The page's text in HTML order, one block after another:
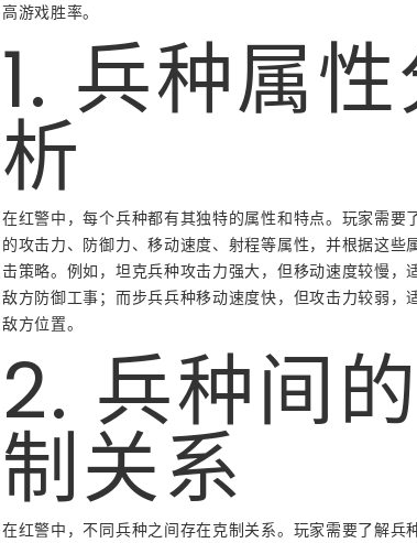
高游戏胜率。
1. 兵种属
析
在红警中，每个兵种都有其独特的属性和特点。玩家需要
的攻击力、防御力、移动速度、射程等属性，并根据这些
击策略。例如，坦克兵种攻击力强大，但移动速度较慢，
敌方防御工事；而步兵兵种移动速度快，但攻击力较弱，
敌方位置。
2. 兵种间
制关系
在红警中，不同兵种之间存在克制关系。玩家需要了解兵